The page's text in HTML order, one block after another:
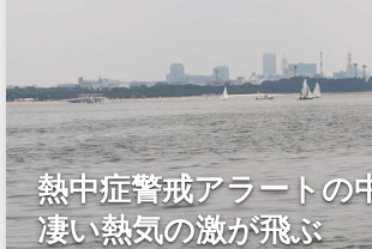
熱中症警戒アラートの
凄い熱気の激が飛ぶ